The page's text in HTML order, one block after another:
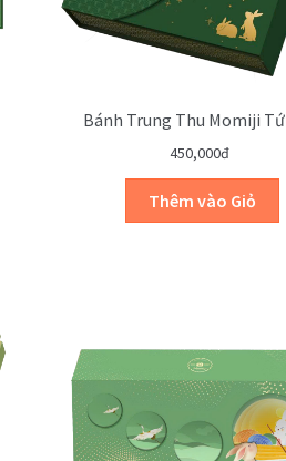
Bánh Trung Thu Momiji Tứ
450,000đ